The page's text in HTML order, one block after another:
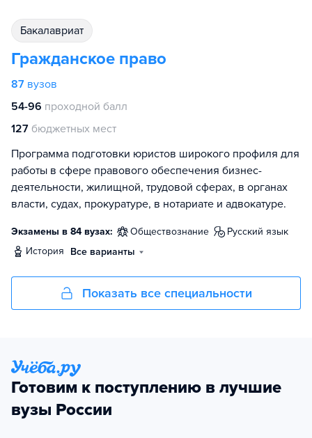
бакалавриат
Гражданское право
87 вузов
54-96 проходной балл
127 бюджетных мест
Программа подготовки юристов широкого профиля для
работы в сфере правового обеспечения бизнес-
деятельности, жилищной, трудовой сферах, в органах
власти, судах, прокуратуре, в нотариате и адвокатуре.
Экзамены в 84 вузах: обществознание
русский язык
история
Все варианты
Показать все специальности
Готовим к поступлению в лучшие
вузы России